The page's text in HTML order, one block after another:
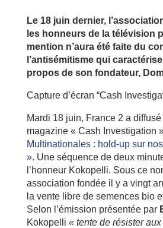
Le 18 juin dernier,
les honneurs de la télévision
mention n’aura été faite du
l’antisémitisme qui
propos de son fondateur,
Capture d’écran “Cash
Mardi 18 juin, France 2 a
magazine « Cash Investigation
Multinationales : hold-up sur
». Une séquence de deux
l’honneur Kokopelli. Sous ce
association fondée il y a vingt
la vente libre de semences bio
Selon l’émission présentée par
Kokopelli « tente de résister